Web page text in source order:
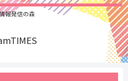
報発信の森